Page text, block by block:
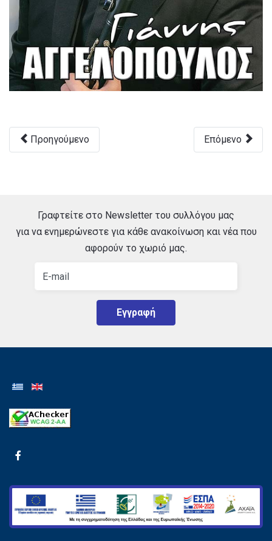
Προηγούμενο Επόμενο
Γραφτείτε στο Newsletter του συλλόγου μας
για να ενημερώνεστε για κάθε ανακοίνωση και νέα που
αφορούν το χωριό μας.